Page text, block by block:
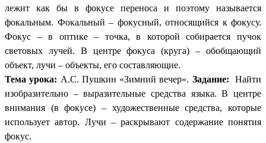
лежит как бы в фокусе переноса и поэтому называется
фокальным. Фокальный – фокусный, относящийся к фокусу.
Фокус – в оптике – точка, в которой собирается пучок
световых лучей. В центре фокуса (круга) – обобщающий
объект, лучи – объекты, его составляющие.
Тема урока: А.С. Пушкин «Зимний вечер». Задание: Найти
изобразительно – выразительные средства языка. В центре
внимания (в фокусе) – художественные средства, которые
использует автор. Лучи – раскрывают содержание понятия
фокус.